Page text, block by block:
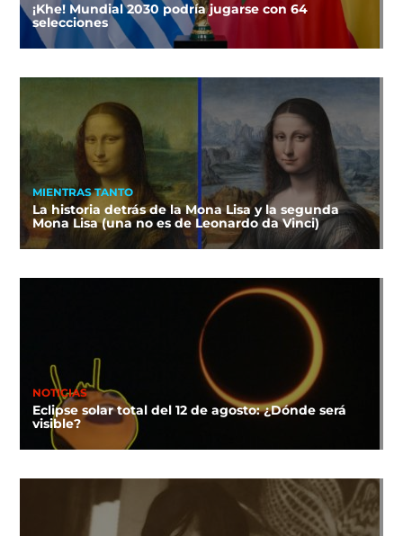
¡Khe! Mundial 2030 podría jugarse con 64
selecciones
MIENTRAS TANTO
La historia detrás de la Mona Lisa y la segunda
Mona Lisa (una no es de Leonardo da Vinci)
NOTICIAS
Eclipse solar total del 12 de agosto: ¿Dónde será
visible?